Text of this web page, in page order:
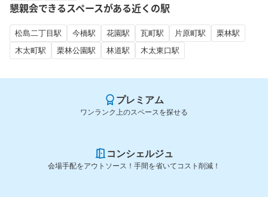
懇親会できるスペースがある近くの駅
松島二丁目駅 今橋駅 花園駅 瓦町駅 片原町駅
栗林駅
木太町駅
栗林公園駅 林道駅 木太東口駅
プレミアム
ワンランク上のスペースを探せる
コンシェルジュ
会場手配をアウトソース！手間を省いてコスト削減！